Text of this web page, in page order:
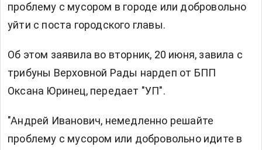
проблему с мусором в городе или добровольно
уйти с поста городского главы.
Об этом заявила во вторник, 20 июня, завила с
трибуны Верховной Рады нардеп от БПП
Оксана Юринец, передает "УП".
"Андрей Иванович, немедленно решайте
проблему с мусором или добровольно идите в